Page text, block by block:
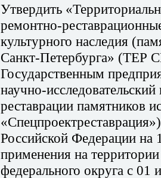
Утвердить
ремонтно-реставрационны
культурного наследия
Санкт-Петербурга» (ТЕР
Государственным
научно-
реставрации памятников
«Спецпроектрест
Российской Федерации на
применения на
федерального округа с 01